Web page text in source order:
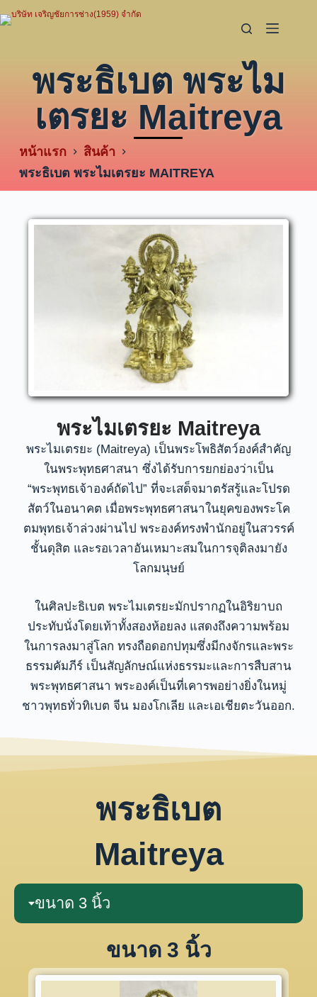
พระธิเบต พระไม
เตรยะ Maitreya
หน้าแรก
สินค้า
พระธิเบต พระไมเตรยะ MAITREYA
พระไมเตรยะ Maitreya
พระไมเตรยะ (Maitreya) เป็นพระโพธิสัตว์องค์สำคัญ
ในพระพุทธศาสนา ซึ่งได้รับการยกย่องว่าเป็น
“พระพุทธเจ้าองค์ถัดไป” ที่จะเสด็จมาตรัสรู้และโปรด
สัตว์ในอนาคต เมื่อพระพุทธศาสนาในยุคของพระโค
ตมพุทธเจ้าล่วงผ่านไป พระองค์ทรงพำนักอยู่ในสวรรค์
ชั้นดุสิต และรอเวลาอันเหมาะสมในการจุติลงมายัง
โลกมนุษย์
ในศิลปะธิเบต พระไมเตรยะมักปรากฏในอิริยาบถ
ประทับนั่งโดยเท้าทั้งสองห้อยลง แสดงถึงความพร้อม
ในการลงมาสู่โลก ทรงถือดอกปทุมซึ่งมีกงจักรและพระ
ธรรมคัมภีร์ เป็นสัญลักษณ์แห่งธรรมะและการสืบสาน
พระพุทธศาสนา พระองค์เป็นที่เคารพอย่างยิ่งในหมู่
ชาวพุทธทั่วทิเบต จีน มองโกเลีย และเอเชียตะวันออก.
พระธิเบต
Maitreya
ขนาด 3 นิ้ว
ขนาด 3 นิ้ว